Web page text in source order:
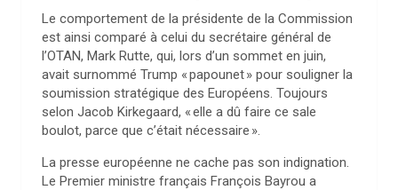
Le comportement de la présidente de la Commission
est ainsi comparé à celui du secrétaire général de
l’OTAN, Mark Rutte, qui, lors d’un sommet en juin,
avait surnommé Trump « papounet » pour souligner la
soumission stratégique des Européens. Toujours
selon Jacob Kirkegaard, « elle a dû faire ce sale
boulot, parce que c’était nécessaire ».
La presse européenne ne cache pas son indignation.
Le Premier ministre français François Bayrou a